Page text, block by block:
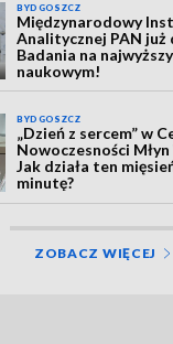
BYDGOSZCZ
Międzynarodowy
Analitycznej PAN już
Badania na
naukowym!
BYDGOSZCZ
„Dzień z sercem” w
Nowoczesności
Jak działa ten
minutę?
ZOBACZ WIĘCEJ